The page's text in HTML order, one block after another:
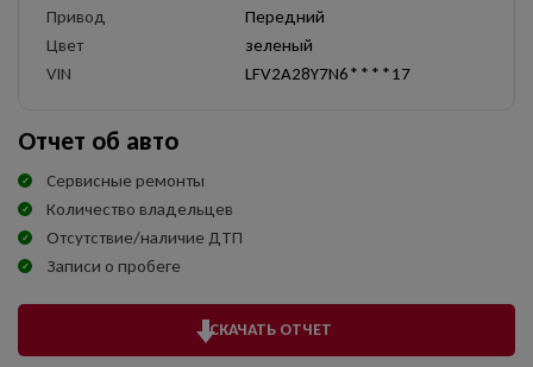
Привод
Передний
Цвет
зеленый
VIN
LFV2A28Y7N6****17
Отчет об авто
Сервисные ремонты
Количество владельцев
Отсутствие/наличие ДТП
Записи о пробеге
СКАЧАТЬ ОТЧЕТ